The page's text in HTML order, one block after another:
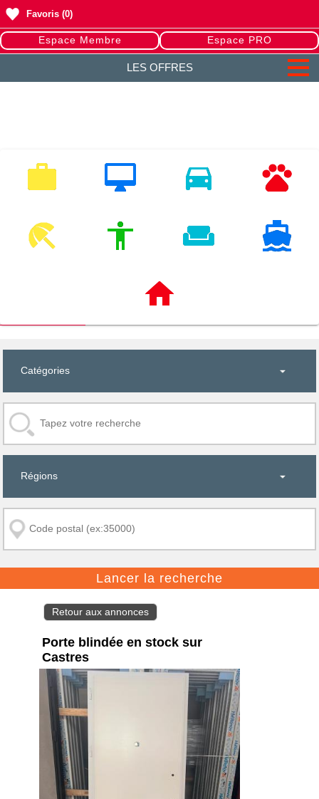
Espace Membre Espace PRO
Favoris (0)
LES OFFRES
EMPLOI MULTIMEDIA VEHICULES ANIMAUX
LOISIRS MODE HABITAT NAUTISME
IMMOBILIERS
Retour aux annonces
Porte blindée en stock sur
Castres